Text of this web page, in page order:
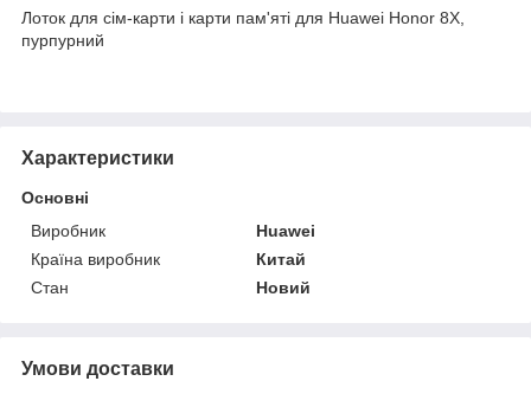
Лоток для сім-карти і карти пам'яті для Huawei Honor 8X,
пурпурний
Характеристики
Основні
Виробник
Huawei
Країна виробник
Китай
Стан
Новий
Умови доставки